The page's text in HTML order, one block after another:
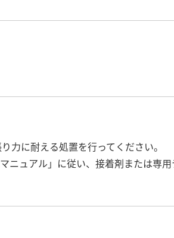
力に耐える処置を行ってください。
ニュアル」に従い、接着剤または専用